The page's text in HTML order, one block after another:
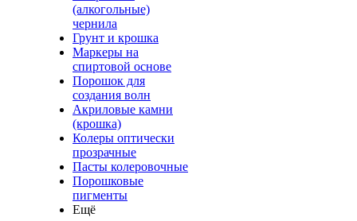
(алкогольные)
чернила
Грунт и крошка
Маркеры на
спиртовой основе
Порошок для
создания волн
Акриловые камни
(крошка)
Колеры оптически
прозрачные
Пасты колеровочные
Порошковые
пигменты
Ещё